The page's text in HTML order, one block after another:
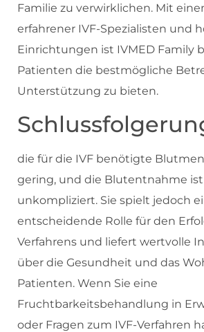
Familie zu verwirklichen. Mit
erfahrener IVF-Spezialisten und
Einrichtungen ist IVMED Family
Patienten die bestmögliche
Unterstützung zu bieten.
die für die IVF benötigte
gering, und die Blutentnahme
unkompliziert. Sie spielt jedoch
entscheidende Rolle für den
Verfahrens und liefert wertvolle
über die Gesundheit und das
Patienten. Wenn Sie eine
Fruchtbarkeitsbehandlung in
oder Fragen zum IVF-Verfahren